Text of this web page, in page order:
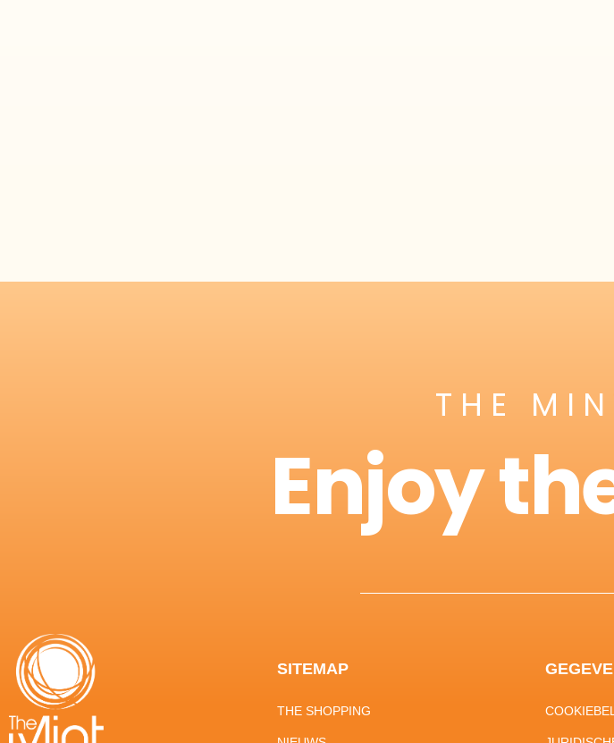
THE
Enjoy
SITEMAP
THE SHOPPING